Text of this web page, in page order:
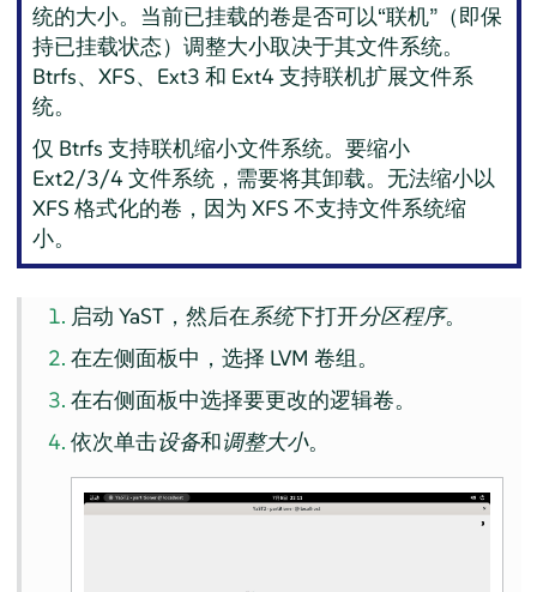
统的大小。当前已挂载的卷是否可以“联机” （即保
持已挂载状态）调整大小取决于其文件系统。
Btrfs、XFS、Ext3 和 Ext4 支持联机扩展文件系
统。
仅 Btrfs 支持联机缩小文件系统。要缩小
Ext2/3/4 文件系统，需要将其卸载。无法缩小以
XFS 格式化的卷，因为 XFS 不支持文件系统缩
小。
启动 YaST，然后在系统下打开分区程序。
在左侧面板中，选择 LVM 卷组。
在右侧面板中选择要更改的逻辑卷。
依次单击设备和调整大小。